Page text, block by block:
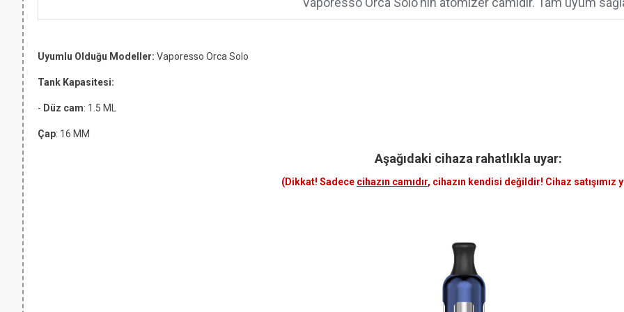
Uyumlu Olduğu Modeller: Vaporesso Orca Solo
Tank Kapasitesi:
- Düz cam: 1.5 ML
Çap: 16 MM
Aşağıdaki cihaza rahatlıkla uyar:
(Dikkat! Sadece cihazın camıdır, cihazın kendisi değildir! Cihaz satışımız